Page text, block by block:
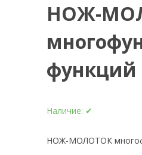
НОЖ-
функций
Наличие: ✔
НОЖ-МОЛОТОК